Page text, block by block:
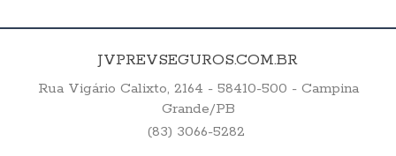
JVPREVSEGUROS.COM.BR
Rua Vigário Calixto, 2164 - 58410-500 - Campina
Grande/PB
(83) 3066-5282